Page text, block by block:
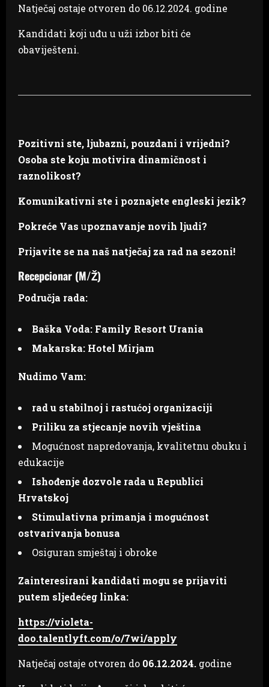
Natječaj ostaje otvoren do 06.12.2024. godine
Kandidati koji uđu u uži izbor biti će
obaviješteni.
Pozitivni ste, ljubazni, pouzdani i vrijedni?
Osoba ste koju motivira dinamičnost i
raznolikost?
Komunikativni ste i poznajete engleski jezik?
Pokreće Vas upoznavanje novih ljudi?
Prijavite se na naš natječaj za rad na sezoni!
Recepcionar (M/Ž)
Područja rada:
Baška Voda: Family Resort Urania
Makarska: Hotel Mirjam
Nudimo Vam:
rad u stabilnoj i rastućoj organizaciji
Priliku za stjecanje novih vještina
Mogućnost napredovanja, kvalitetnu obuku i
edukacije
Ishođenje dozvole rada u Republici
Hrvatskoj
Stimulativna primanja i mogućnost
ostvarivanja bonusa
Osiguran smještaj i obroke
Zainteresirani kandidati mogu se prijaviti
putem sljedećeg linka:
https://violeta-
doo.talentlyft.com/o/7wi/apply
Natječaj ostaje otvoren do 06.12.2024. godine